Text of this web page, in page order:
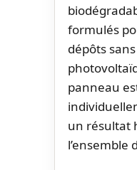
formulés
dépôts
panneau
un résultat
l’ensemble